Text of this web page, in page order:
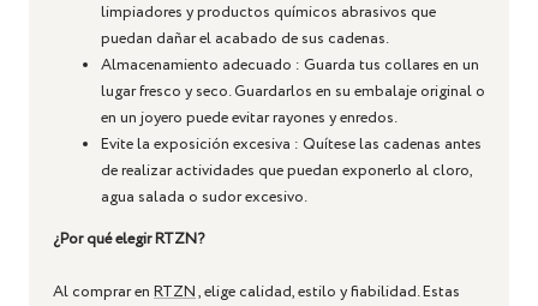
limpiadores y productos químicos abrasivos que
puedan dañar el acabado de sus cadenas.
Almacenamiento adecuado : Guarda tus collares en un
lugar fresco y seco. Guardarlos en su embalaje original o
en un joyero puede evitar rayones y enredos.
Evite la exposición excesiva : Quítese las cadenas antes
de realizar actividades que puedan exponerlo al cloro,
agua salada o sudor excesivo.
¿Por qué elegir RTZN?
Al comprar en RTZN, elige calidad, estilo y fiabilidad. Estas